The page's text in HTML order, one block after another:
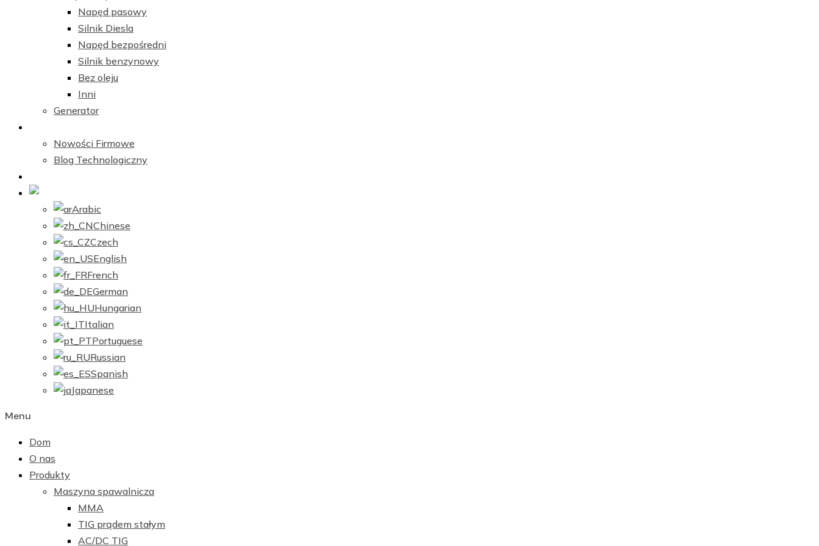
Napęd pasowy
Silnik Diesla
Napęd bezpośredni
Silnik benzynowy
Bez oleju
Inni
Generator
Nowości Firmowe
Blog Technologiczny
Arabic
Chinese
Czech
English
French
German
Hungarian
Italian
Portuguese
Russian
Spanish
Japanese
Menu
Dom
O nas
Produkty
Maszyna spawalnicza
MMA
TIG prądem stałym
AC/DC TIG